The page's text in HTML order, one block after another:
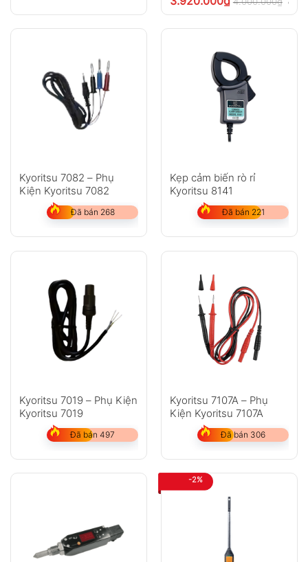
Kyoritsu 7082 – Phụ
Kiện Kyoritsu 7082
Đã bán 268
Kẹp cảm biến rò rỉ
Kyoritsu 8141
Đã bán 221
Kyoritsu 7019 – Phụ Kiện
Kyoritsu 7019
Đã bán 497
Kyoritsu 7107A – Phụ
Kiện Kyoritsu 7107A
Đã bán 306
-2%